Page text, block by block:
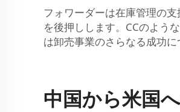
フォワーダーは在庫管理の
を後押しします。CCのよう
は卸売事業のさらなる成功
中国から米国